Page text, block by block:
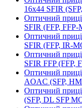
16x44 SFIR
Оптичний
SFIR (FFP,
Оптичний
SFIR (FFP, IR-
Оптичний
SFIR FFP
Оптичний
AOAC (SFP,
Оптичний
(SFP, DL SFP